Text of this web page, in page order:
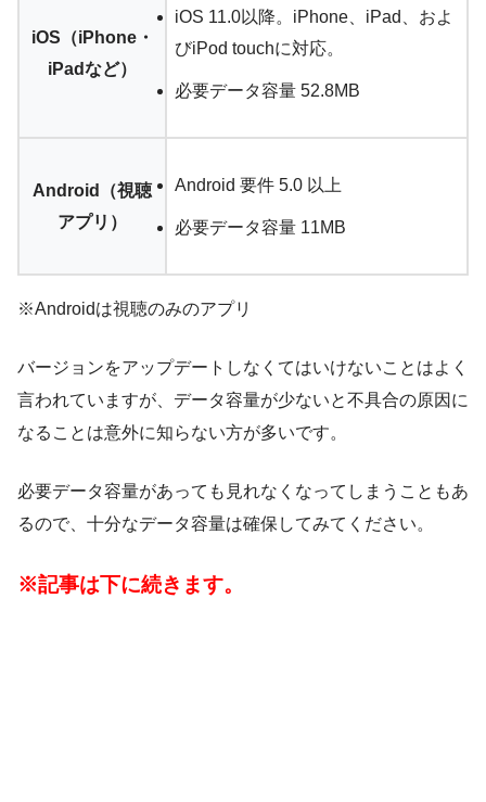
iOS（iPhone・
iPadなど）
iOS 11.0以降。iPhone、iPad、およ
びiPod touchに対応。
必要データ容量 52.8MB
Android（視聴
アプリ）
Android 要件 5.0 以上
必要データ容量 11MB
※Androidは視聴のみのアプリ
バージョンをアップデートしなくてはいけないことはよく
言われていますが、データ容量が少ないと不具合の原因に
なることは意外に知らない方が多いです。
必要データ容量があっても見れなくなってしまうこともあ
るので、十分なデータ容量は確保してみてください。
※記事は下に続きます。